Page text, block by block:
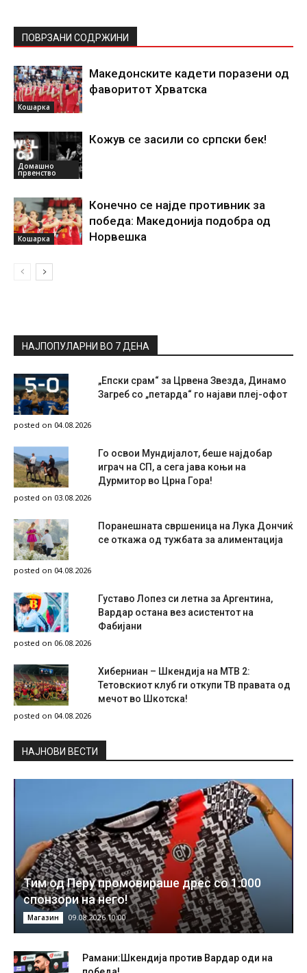
ПОВРЗАНИ СОДРЖИНИ
Кошарка
Македонските кадети поразени од
фаворитот Хрватска
Домашно
првенство
Кожув се засили со српски бек!
Кошарка
Конечно се најде противник за
победа: Македонија подобра од
Норвешка
НАЈПОПУЛАРНИ ВО 7 ДЕНА
„Епски срам“ за Црвена Звезда, Динамо
Загреб со „петарда“ го најави плеј-офот
posted on 04.08.2026
Го освои Мундијалот, беше најдобар
играч на СП, а сега јава коњи на
Дурмитор во Црна Гора!
posted on 03.08.2026
Поранешната свршеница на Лука Дончиќ
се откажа од тужбата за алиментација
posted on 04.08.2026
Густаво Лопез си летна за Аргентина,
Вардар остана вез асистентот на
Фабијани
posted on 06.08.2026
Хиберниан – Шкендија на МТВ 2:
Тетовскиот клуб ги откупи ТВ правата од
мечот во Шкотска!
posted on 04.08.2026
НAЈНОВИ ВЕСТИ
Тим од Перу промовираше дрес со 1.000
спонзори на него!
Магазин 09.08.2026 10:00
Рамани:Шкендија против Вардар оди на